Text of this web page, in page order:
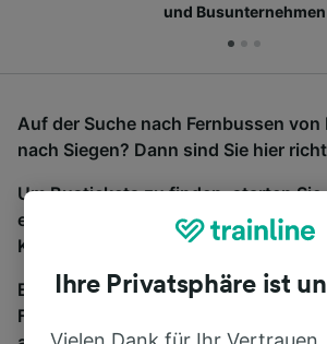
und Busunternehmen
Auf der Suche nach Fernbussen
nach Siegen? Dann sind Sie hier
Um Bustickets zu finden, starten
eine Suche und wir vergleichen
Kosten für Bahn- und Busreisen
Egal, wohin die Reise geht – starten
Finden Sie hier Fahrkarten für
Ihre Privatsphäre ist